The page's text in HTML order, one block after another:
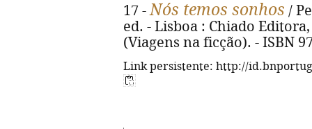
17 -Nós temos sonhos /
ed. - Lisboa : Chiado
(Viagens na ficção). - ISBN
Link persistente: http://